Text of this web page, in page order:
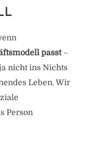
passt–
nicht ins Nichts
Leben. Wir
Person